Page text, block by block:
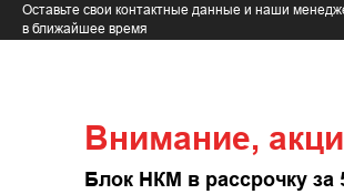
Оставьте свои контактные данные и наши
в ближайшее время
Внимание,
Блок НКМ в рассрочку за